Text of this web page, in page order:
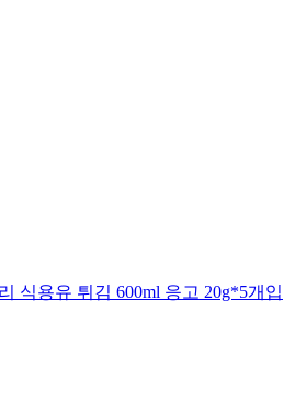
식용유 튀김 600ml 응고 20g*5개입